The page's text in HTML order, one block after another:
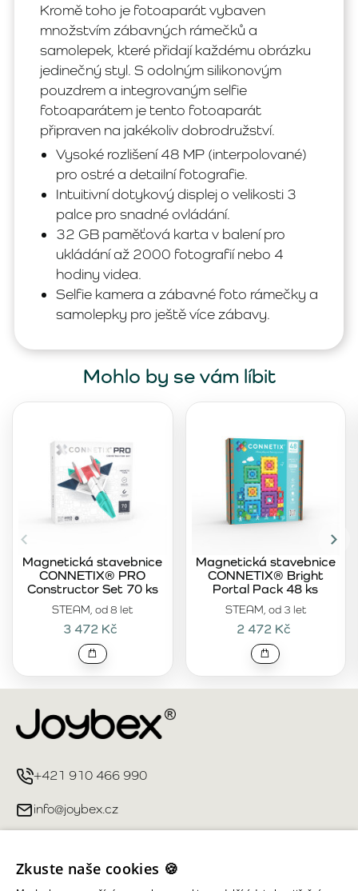
Kromě toho je fotoaparát vybaven
množstvím zábavných rámečků a
samolepek, které přidají každému obrázku
jedinečný styl. S odolným silikonovým
pouzdrem a integrovaným selfie
fotoaparátem je tento fotoaparát
připraven na jakékoliv dobrodružství.
Vysoké rozlišení 48 MP (interpolované)
pro ostré a detailní fotografie.
Intuitivní dotykový displej o velikosti 3
palce pro snadné ovládání.
32 GB paměťová karta v balení pro
ukládání až 2000 fotografií nebo 4
hodiny videa.
Selfie kamera a zábavné foto rámečky a
samolepky pro ještě více zábavy.
Mohlo by se vám líbit
STEAM, od 8 let
Magnetická stavebnice
CONNETIX® PRO
Constructor Set 70 ks
3 472 Kč
STEAM, od 3 let
Magnetická stavebnice
CONNETIX® Bright
Portal Pack 48 ks
2 472 Kč
+421 910 466 990
info@joybex.cz
Zkuste naše cookies 🍪